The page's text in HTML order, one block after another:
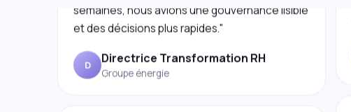
et des décisions plus rapides."
Directrice Transformation RH
Groupe énergie